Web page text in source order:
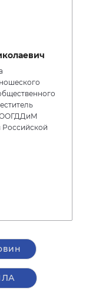
ООГДДиМ
Российской